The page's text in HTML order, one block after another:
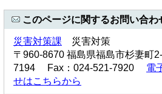
このページに関するお問い合わ
災害対策課 災害対策
〒960-8670 福島県福島市杉妻
7194 Fax：024-521-7920 電
せはこちらから